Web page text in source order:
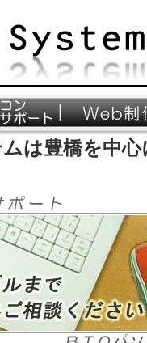
は豊橋を中